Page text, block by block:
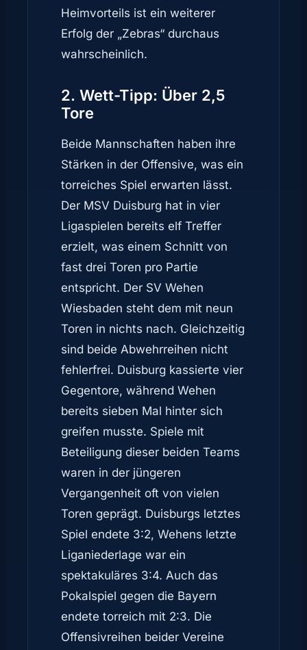
Heimvorteils ist ein weiterer
Erfolg der „Zebras“ durchaus
wahrscheinlich.
2. Wett-Tipp: Über 2,5
Tore
Beide Mannschaften haben ihre
Stärken in der Offensive, was ein
torreiches Spiel erwarten lässt.
Der MSV Duisburg hat in vier
Ligaspielen bereits elf Treffer
erzielt, was einem Schnitt von
fast drei Toren pro Partie
entspricht. Der SV Wehen
Wiesbaden steht dem mit neun
Toren in nichts nach. Gleichzeitig
sind beide Abwehrreihen nicht
fehlerfrei. Duisburg kassierte vier
Gegentore, während Wehen
bereits sieben Mal hinter sich
greifen musste. Spiele mit
Beteiligung dieser beiden Teams
waren in der jüngeren
Vergangenheit oft von vielen
Toren geprägt. Duisburgs letztes
Spiel endete 3:2, Wehens letzte
Liganiederlage war ein
spektakuläres 3:4. Auch das
Pokalspiel gegen die Bayern
endete torreich mit 2:3. Die
Offensivreihen beider Vereine